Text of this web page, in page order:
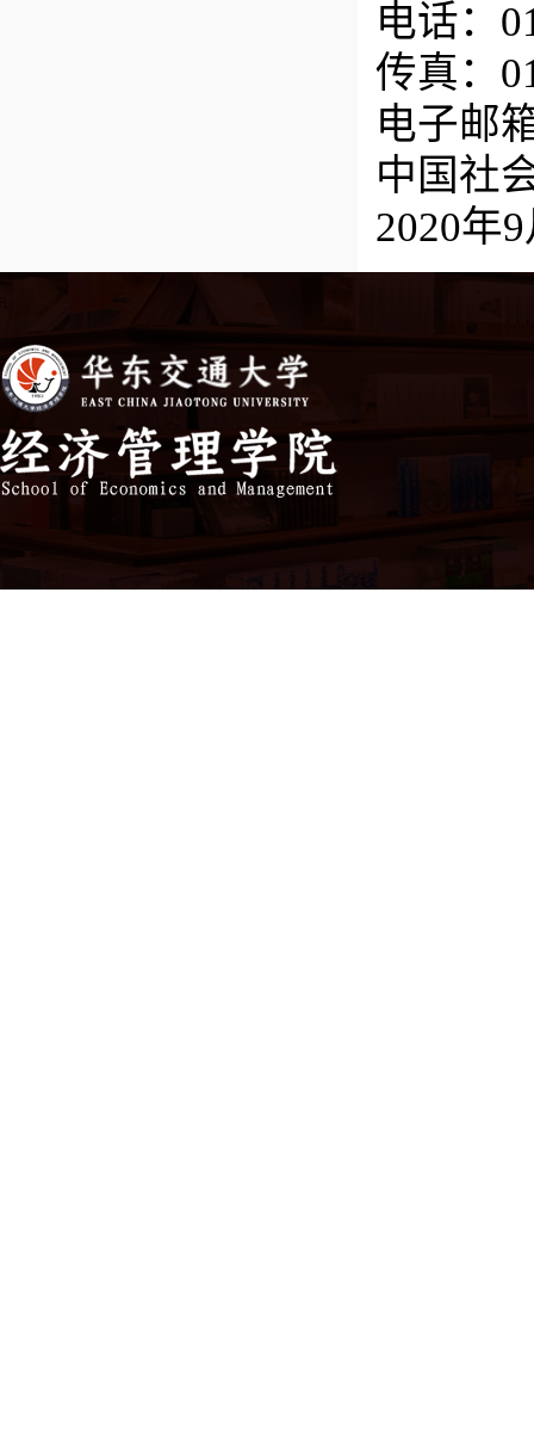
电话：
传真：
电子邮
中国社
2020年